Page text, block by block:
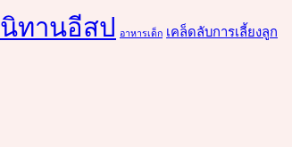
นิทานอีสป อาหารเด็ก เคล็ดลับการเลี้ยงลูก